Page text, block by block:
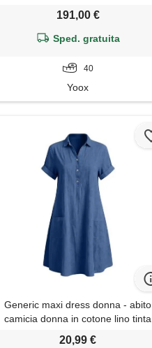
191,00 €
Sped. gratuita
40
Yoox
Generic maxi dress donna - abito
camicia donna in cotone lino tinta
unita, colletto risvolto, bottoni
20,99 €